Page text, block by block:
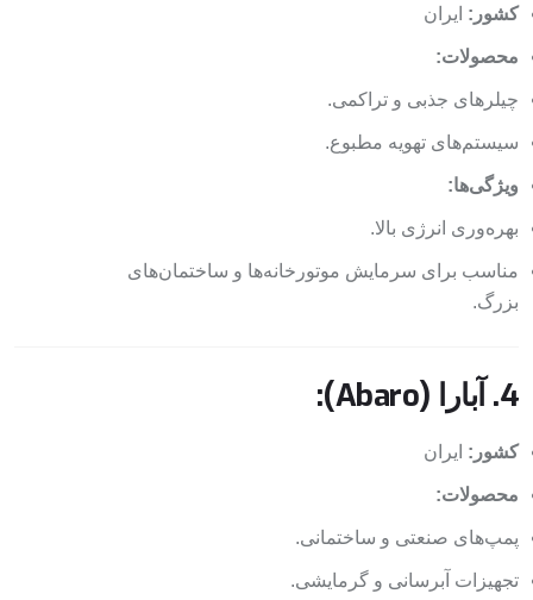
کشور: ایران
محصولات:
چیلرهای جذبی و تراکمی.
سیستم‌های تهویه مطبوع.
ویژگی‌ها:
بهره‌وری انرژی بالا.
مناسب برای سرمایش موتورخانه‌ها و ساختمان‌های
بزرگ.
4. آبارا (Abaro):
کشور: ایران
محصولات:
پمپ‌های صنعتی و ساختمانی.
تجهیزات آبرسانی و گرمایشی.